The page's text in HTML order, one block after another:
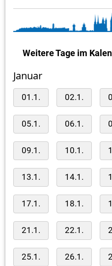
Weitere Tage im
Januar
01.1. 02.1.
05.1. 06.1.
09.1. 10.1.
13.1. 14.1.
17.1. 18.1.
21.1. 22.1.
25.1. 26.1.